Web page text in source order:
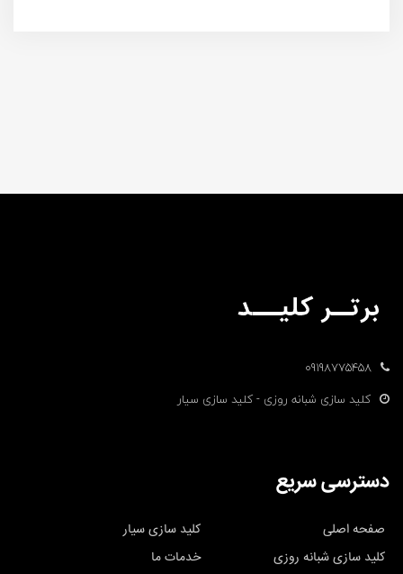
09198775458
کلید سازی شبانه روزی - کلید سازی سیار
دسترسی سریع
صفحه اصلی
کلید سازی سیار
کلید سازی شبانه روزی
خدمات ما